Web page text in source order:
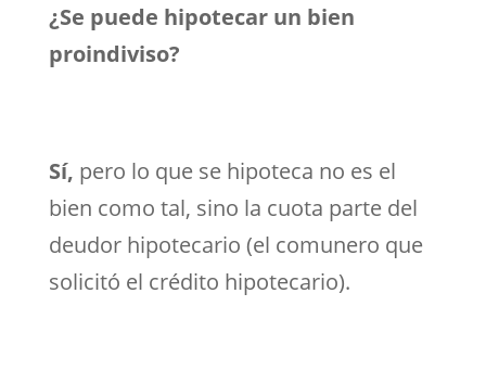
¿Se puede hipotecar un bien
proindiviso?
Sí, pero lo que se hipoteca no es el
bien como tal, sino la cuota parte del
deudor hipotecario (el comunero que
solicitó el crédito hipotecario).